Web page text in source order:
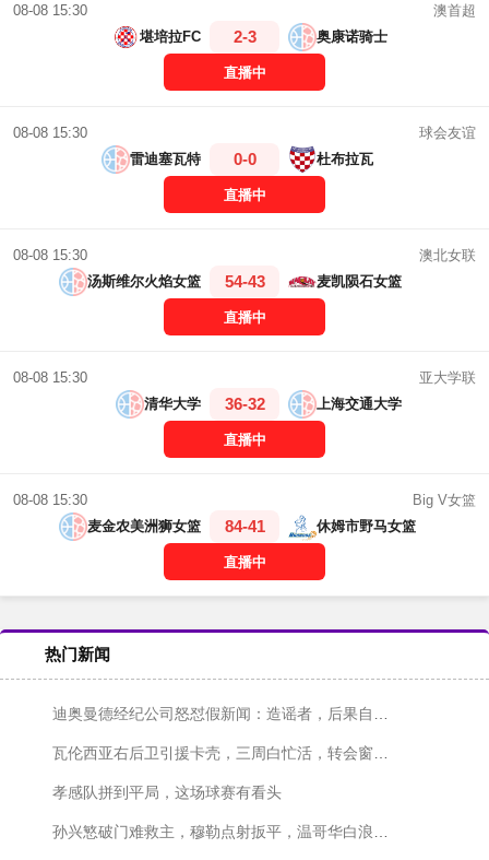
08-08 15:30
澳首超
堪培拉FC
2-3 奥康诺骑士
直播中
08-08 15:30
球会友谊
雷迪塞瓦特
0-0 杜布拉瓦
直播中
08-08 15:30
澳北女联
汤斯维尔火焰女篮
54-43 麦凯陨石女篮
直播中
08-08 15:30
亚大学联
清华大学
36-32 上海交通大学
直播中
08-08 15:30
Big V女篮
麦金农美洲狮女篮
84-41 休姆市野马女篮
直播中
热门新闻
迪奥曼德经纪公司怒怼假新闻：造谣者，后果自负！
瓦伦西亚右后卫引援卡壳，三周白忙活，转会窗快关上了！
孝感队拼到平局，这场球赛有看头
孙兴慜破门难救主，穆勒点射扳平，温哥华白浪主场1-1战平洛杉矶